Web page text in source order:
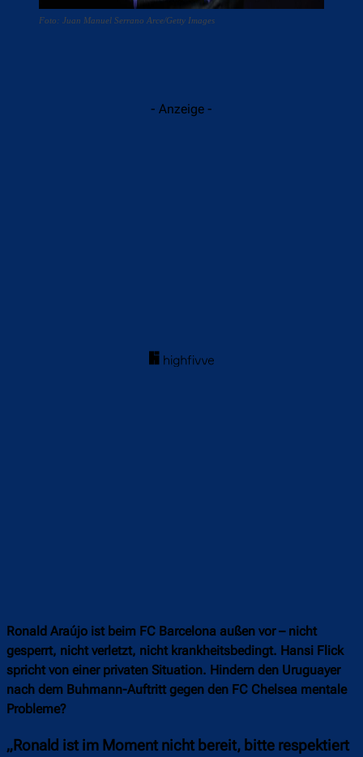
Foto: Juan Manuel Serrano Arce/Getty Images
- Anzeige -
Ronald Araújo ist beim FC Barcelona außen vor – nicht
gesperrt, nicht verletzt, nicht krankheitsbedingt. Hansi Flick
spricht von einer privaten Situation. Hindern den Uruguayer
nach dem Buhmann-Auftritt gegen den FC Chelsea mentale
Probleme?
„Ronald ist im Moment nicht bereit, bitte respektiert